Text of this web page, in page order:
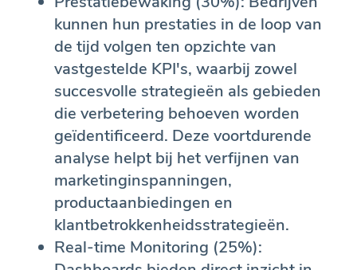
kunnen hun prestaties in de loop van
de tijd volgen ten opzichte van
vastgestelde KPI's, waarbij zowel
succesvolle strategieën als gebieden
die verbetering behoeven worden
geïdentificeerd. Deze voortdurende
analyse helpt bij het verfijnen van
marketinginspanningen,
productaanbiedingen en
klantbetrokkenheidsstrategieën.
Real-time Monitoring (25%):